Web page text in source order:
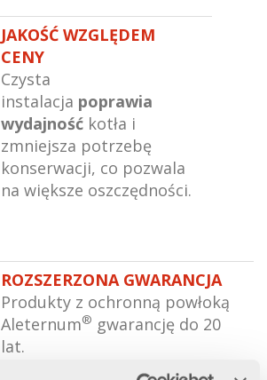
JAKOŚĆ WZGLĘDEM
CENY
Czysta
instalacja poprawia
wydajność kotła i
zmniejsza potrzebę
konserwacji, co pozwala
na większe oszczędności.
ROZSZERZONA GWARANCJA
Produkty z ochronną powłoką
Aleternum® gwarancję do 20
lat.